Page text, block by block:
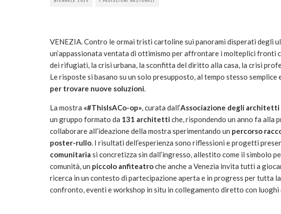
VENEZIA. Contro le ormai tristi cartoline sui panorami disperati degli
un’appassionata ventata di ottimismo per affrontare i molteplici fronti
dei rifugiati, la crisi urbana, la sconfitta del diritto alla casa, la crisi
Le risposte si basano su un solo presupposto, al tempo stesso semplice
per trovare nuove soluzioni.
La mostra «#ThisIsACo-op», curata dall’Associazione degli architetti
un gruppo formato da 131 architetti che, rispondendo un anno fa alla
collaborare all’ideazione della mostra sperimentando un percorso
poster-rullo. I risultati dell’esperienza sono riflessioni e progetti
comunitaria si concretizza sin dall’ingresso, allestito come il simbolo
comunità, un piccolo anfiteatroche anche a Venezia invita tutti a
ricerca in un contesto di partecipazione aperta e in progress per tutta
confronto, eventi e workshop in situ in collegamento diretto con luoghi